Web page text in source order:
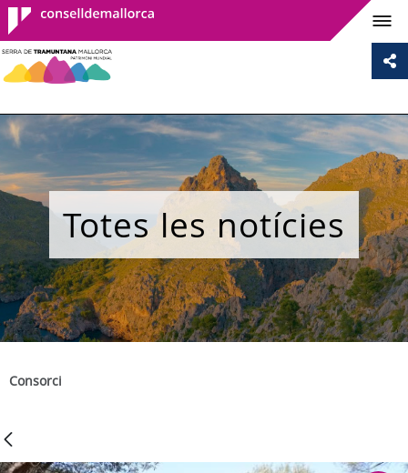
Consell de
Mallorca
Totes les notícies
Consorci